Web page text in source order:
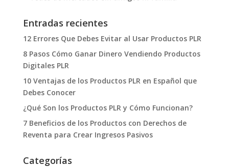
Entradas recientes
12 Errores Que Debes Evitar al Usar Productos PLR
8 Pasos Cómo Ganar Dinero Vendiendo Productos
Digitales PLR
10 Ventajas de los Productos PLR en Español que
Debes Conocer
¿Qué Son los Productos PLR y Cómo Funcionan?
7 Beneficios de los Productos con Derechos de
Reventa para Crear Ingresos Pasivos
Categorías